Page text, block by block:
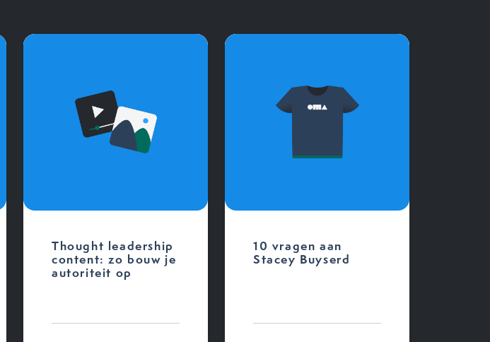
Thought leadership
content: zo bouw je
autoriteit op
10 vragen aan
Stacey Buyserd